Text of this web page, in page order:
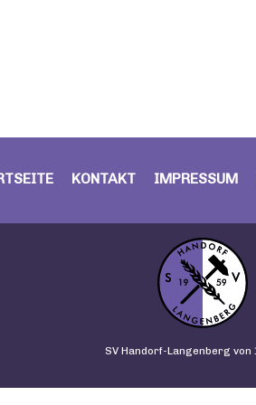
KONTAKT IMPRESSUM
SV Handorf-Langenberg von